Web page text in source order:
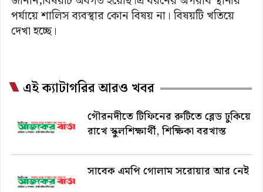
পর্যায়ে শালিস ব্যবস্থার কোন বিষয় না। বিষয়টি খতিয়ে
দেখা হচ্ছে।
এই ক্যাটাগরির আরও খবর
গৌরনদীতে টিফিনের রুটিতে ব্লেড ঢুকিয়ে
রাখে স্কুলশিক্ষার্থী, শিক্ষিকা বরখাস্ত
সাবেক এমপি গোলাম সরোয়ার আর নেই